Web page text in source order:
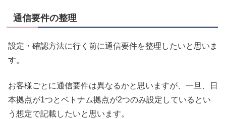
通信要件の整理
設定・確認方法に行く前に通信要件を整理したいと思いま
す。
お客様ごとに通信要件は異なるかと思いますが、一旦、日
本拠点が1つとベトナム拠点が2つのみ設定しているとい
う想定で記載したいと思います。